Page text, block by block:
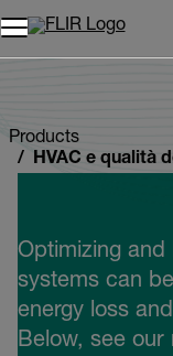
Unread
Modello
Rimuovi
articolo
Aggiungi al
Aggiunto al
Products
HVAC e qualità
Optimizing and
systems can
energy loss
Below, see our